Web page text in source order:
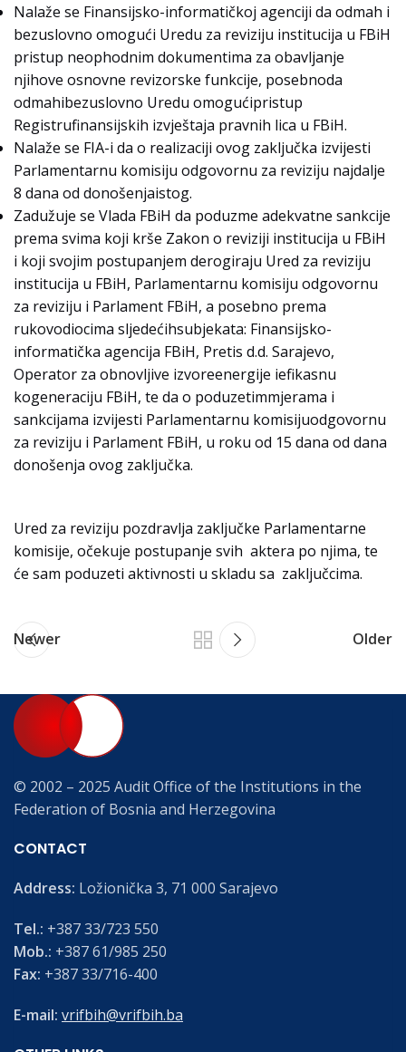
Nalaže se Finansijsko-informatičkoj agenciji da odmah i
bezuslovno omogući Uredu za reviziju institucija u FBiH
pristup neophodnim dokumentima za obavljanje
njihove osnovne revizorske funkcije, posebnoda
odmahibezuslovno Uredu omogućipristup
Registrufinansijskih izvještaja pravnih lica u FBiH.
Nalaže se FIA-i da o realizaciji ovog zaključka izvijesti
Parlamentarnu komisiju odgovornu za reviziju najdalje
8 dana od donošenjaistog.
Zadužuje se Vlada FBiH da poduzme adekvatne sankcije
prema svima koji krše Zakon o reviziji institucija u FBiH
i koji svojim postupanjem derogiraju Ured za reviziju
institucija u FBiH, Parlamentarnu komisiju odgovornu
za reviziju i Parlament FBiH, a posebno prema
rukovodiocima sljedećihsubjekata: Finansijsko-
informatička agencija FBiH, Pretis d.d. Sarajevo,
Operator za obnovljive izvoreenergije iefikasnu
kogeneraciju FBiH, te da o poduzetimmjerama i
sankcijama izvijesti Parlamentarnu komisijuodgovornu
za reviziju i Parlament FBiH, u roku od 15 dana od dana
donošenja ovog zaključka.
Ured za reviziju pozdravlja zaključke Parlamentarne
komisije, očekuje postupanje svih aktera po njima, te
će sam poduzeti aktivnosti u skladu sa zaključcima.
Newer Older
© 2002 – 2025 Audit Office of the Institutions in the
Federation of Bosnia and Herzegovina
CONTACT
Address: Ložionička 3, 71 000 Sarajevo
Tel.: +387 33/723 550
Mob.: +387 61/985 250
Fax: +387 33/716-400
E-mail: vrifbih@vrifbih.ba